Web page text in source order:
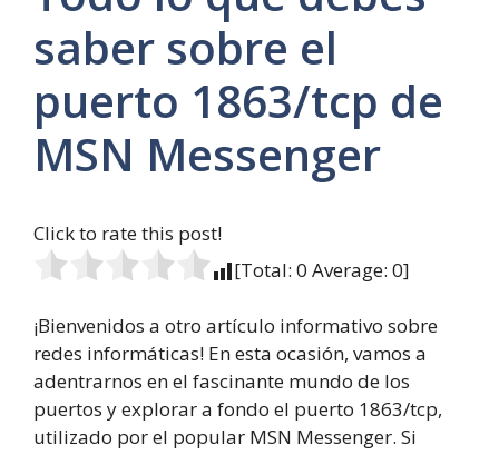
saber sobre el
puerto 1863/tcp de
MSN Messenger
Click to rate this post!
[Total: 0 Average: 0]
¡Bienvenidos a otro artículo informativo sobre
redes informáticas! En esta ocasión, vamos a
adentrarnos en el fascinante mundo de los
puertos y explorar a fondo el puerto 1863/tcp,
utilizado por el popular MSN Messenger. Si